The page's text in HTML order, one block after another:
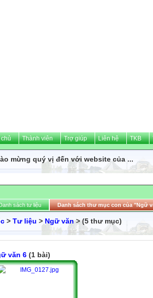
chủ Thành viên Trợ giúp Liên hệ TKB
mừng quý vị đến với website của ...
sách tư liệu Danh sách thư mục con của "Ngữ
> Tư liệu > Ngữ văn> (5 thư mục)
văn 6 (1 bài)